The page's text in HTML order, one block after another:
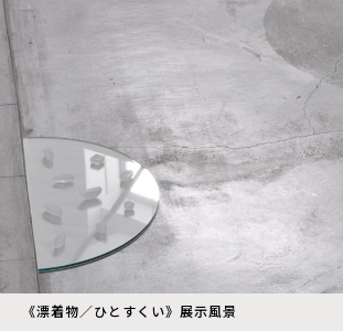
《漂着物／ひとすくい》展示風景